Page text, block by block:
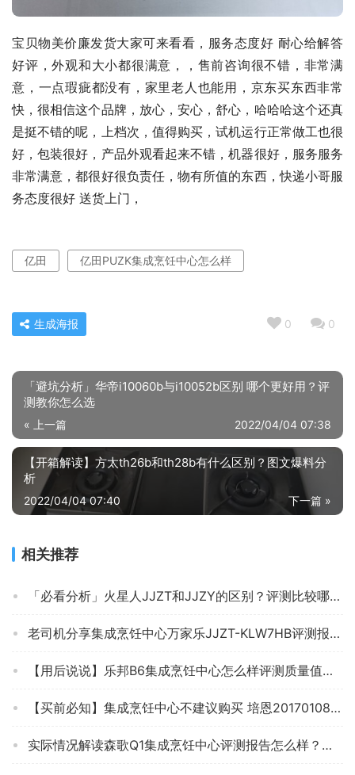
宝贝物美价廉发货大家可来看看，服务态度好 耐心给解答
好评，外观和大小都很满意，，售前咨询很不错，非常满
意，一点瑕疵都没有，家里老人也能用，京东买东西非常
快，很相信这个品牌，放心，安心，舒心，哈哈哈这个还真
是挺不错的呢，上档次，值得购买，试机运行正常做工也很
好，包装很好，产品外观看起来不错，机器很好，服务服务
非常满意，都很好很负责任，物有所值的东西，快递小哥服
务态度很好 送货上门，
亿田 亿田PUZK集成烹饪中心怎么样
0 0
生成海报
「避坑分析」华帝i10060b与i10052b区别 哪个更好用？评
测教你怎么选
« 上一篇 2022/04/04 07:38
【开箱解读】方太th26b和th28b有什么区别？图文爆料分
析
下一篇 »
2022/04/04 07:40
相关推荐
「必看分析」火星人JJZT和JJZY的区别？评测比较哪款好
老司机分享集成烹饪中心万家乐JJZT-KLW7HB评测报告怎么样？质量不靠谱？
【用后说说】乐邦B6集成烹饪中心怎么样评测质量值得买吗？
【买前必知】集成烹饪中心不建议购买 培恩2017010800000000？怎么样评测质量好不好？
实际情况解读森歌Q1集成烹饪中心评测报告怎么样？质量不靠谱？